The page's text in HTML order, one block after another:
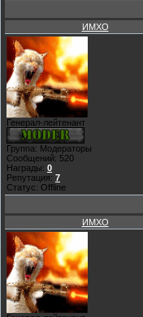
ИМХО
Генерал-лейтенант
Группа: Модераторы
Сообщений: 520
Награды: 0
Репутация: 7
Статус: Offline
ИМХО